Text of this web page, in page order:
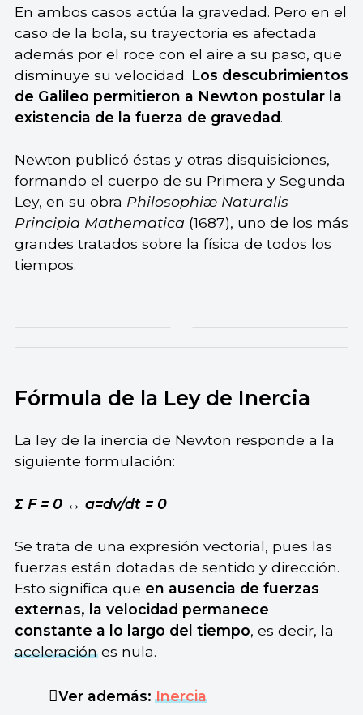
En ambos casos actúa la gravedad. Pero en el
caso de la bola, su trayectoria es afectada
además por el roce con el aire a su paso, que
disminuye su velocidad. Los descubrimientos
de Galileo permitieron a Newton postular la
existencia de la fuerza de gravedad.
Newton publicó éstas y otras disquisiciones,
formando el cuerpo de su Primera y Segunda
Ley, en su obra Philosophiæ Naturalis
Principia Mathematica (1687), uno de los más
grandes tratados sobre la física de todos los
tiempos.
Fórmula de la Ley de Inercia
La ley de la inercia de Newton responde a la
siguiente formulación:
Σ F = 0 ↔ a=dv/dt = 0
Se trata de una expresión vectorial, pues las
fuerzas están dotadas de sentido y dirección.
Esto significa que en ausencia de fuerzas
externas, la velocidad permanece
constante a lo largo del tiempo, es decir, la
aceleraciónes nula.
Ver además:Inercia